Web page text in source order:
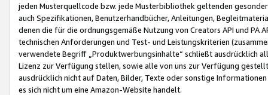
jeden Musterquellcode bzw. jede Musterbibliothek geltenden
auch Spezifikationen, Benutzerhandbücher, Anleitungen,
denen die für die ordnungsgemäße Nutzung von Creators API und PA
technischen Anforderungen und Test- und Leistungskriterien
verwendete Begriff „Produktwerbungsinhalte“ schließt ausdrücklich
Lizenz zur Verfügung stellen, sowie alle von uns zur Verfügung
ausdrücklich nicht auf Daten, Bilder, Texte oder sonstige
es sich nicht um eine Amazon-Website handelt.